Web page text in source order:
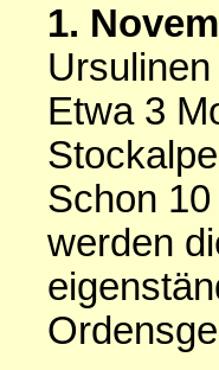
1.
Etwa 3
Schon
werden